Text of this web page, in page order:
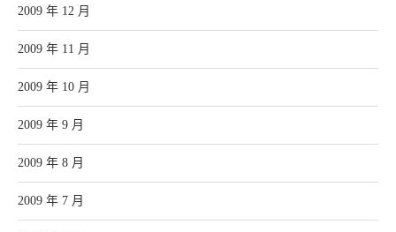
2009 年 12 月
2009 年 11 月
2009 年 10 月
2009 年 9 月
2009 年 8 月
2009 年 7 月